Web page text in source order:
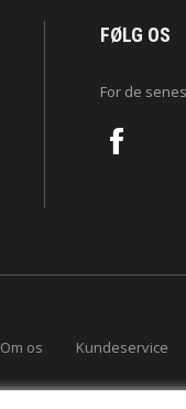
FØLG OS
For de
Om os Kundeservice